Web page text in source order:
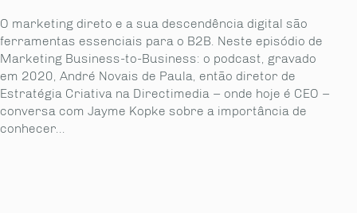
O marketing direto e a sua descendência digital são
ferramentas essenciais para o B2B. Neste episódio de
Marketing Business-to-Business: o podcast, gravado
em 2020, André Novais de Paula, então diretor de
Estratégia Criativa na Directimedia – onde hoje é CEO –
conversa com Jayme Kopke sobre a importância de
conhecer...